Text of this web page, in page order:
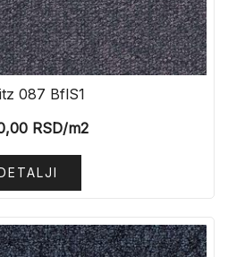
087 BflS1
RSD/m2